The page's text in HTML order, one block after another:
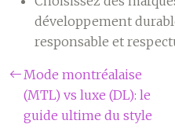
développement
responsable et
Mode montréalaise
(MTL) vs luxe (DL): le
guide ultime du style